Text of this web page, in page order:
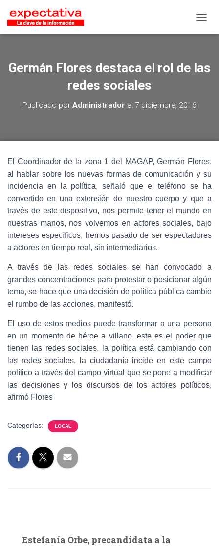
Germán Flores destaca el rol de las
redes sociales
Publicado por Administrador el 7 diciembre, 2016
El Coordinador de la zona 1 del MAGAP, Germán Flores,
al hablar sobre los nuevas formas de comunicación y su
incidencia en la política, señaló que el teléfono se ha
convertido en una extensión de nuestro cuerpo y que a
través de este dispositivo, nos permite tener el mundo en
nuestras manos, nos volvemos en actores sociales, bajo
intereses específicos, hemos pasado de ser espectadores
a actores en tiempo real, sin intermediarios.
A través de las redes sociales se han convocado a
grandes concentraciones para protestar o posicionar algún
tema, se hace que una decisión de política pública cambie
el rumbo de las acciones, manifestó.
El uso de estos medios puede transformar a una persona
en un momento de héroe a villano, este es el poder que
tienen las redes sociales, la política está cambiando con
las redes sociales, la ciudadanía incide en este campo
político a través del campo virtual que se pone a modificar
las decisiones y los discursos de los actores políticos,
afirmó Flores
Categorías: LOCAL
Estefanía Orbe, precandidata a la